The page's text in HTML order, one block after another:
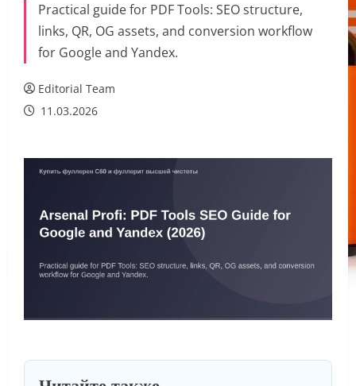
Practical guide for PDF Tools: SEO structure,
links, QR, OG assets, and conversion workflow
for Google and Yandex.
Editorial Team
11.03.2026